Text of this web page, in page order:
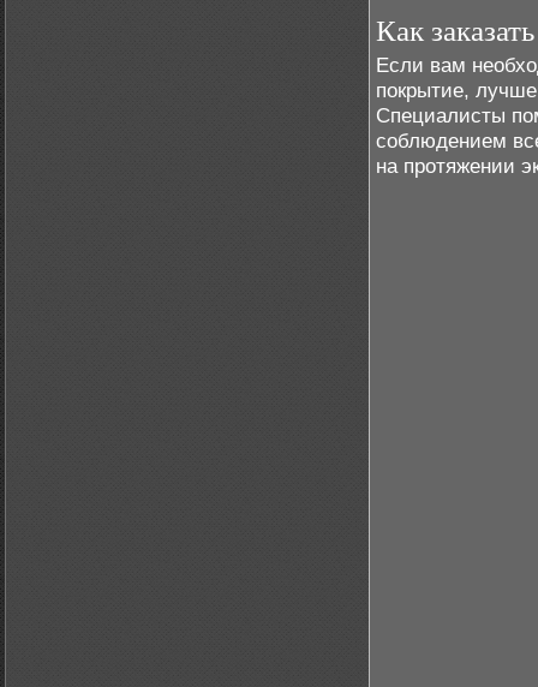
Как
Если вам
покрытие,
Специалисты
соблюдением
на протяжении